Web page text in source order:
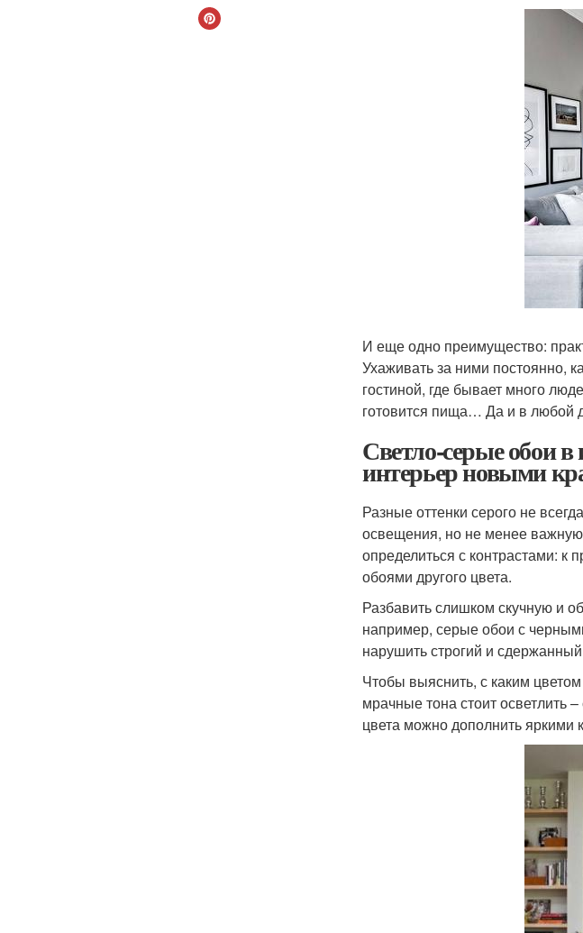
И еще одно преимущество:
Ухаживать за ними постоянно,
гостиной, где бывает много
готовится пища… Да и в любой
Светло-серые обои
интерьер новыми
Разные оттенки серого не
освещения, но не менее
определиться с контрастами: к
обоями другого цвета.
Разбавить слишком скучную и
например, серые обои с
нарушить строгий и
Чтобы выяснить, с каким
мрачные тона стоит осветлить
цвета можно дополнить яркими